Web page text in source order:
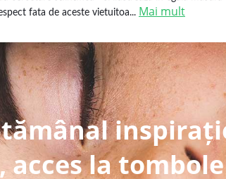
fata de aceste vietuitoa... Mai mult
la